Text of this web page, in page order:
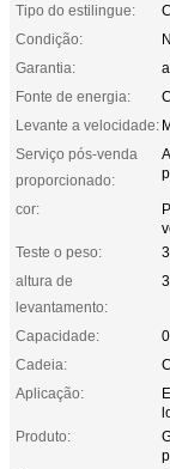
Tipo do estilingue:
Condição:
Garantia:
Fonte de energia:
Levante a velocidade:
Serviço pós-venda
proporcionado:
cor:
Teste o peso:
altura de
levantamento:
Capacidade:
Cadeia:
Aplicação:
Produto: